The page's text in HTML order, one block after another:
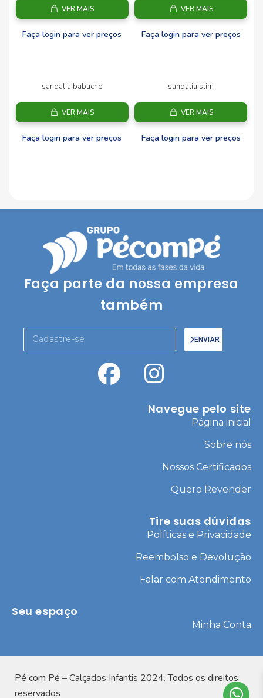
VER MAIS
Faça login para ver preços
VER MAIS
Faça login para ver preços
sandalia babuche
VER MAIS
Faça login para ver preços
sandalia slim
VER MAIS
Faça login para ver preços
Faça parte da nossa empresa
também
ENVIAR
Navegue pelo site
Página inicial
Sobre nós
Nossos Certificados
Quero Revender
Tire suas dúvidas
Políticas e Privacidade
Reembolso e Devolução
Falar com Atendimento
Seu espaço
Minha Conta
Pé com Pé – Calçados Infantis 2024. Todos os direitos
reservados